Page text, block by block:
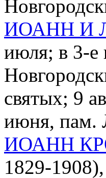
ИОАНН И
июля; в 3-е
святых; 9
июня, пам.
ИОАНН
1829-